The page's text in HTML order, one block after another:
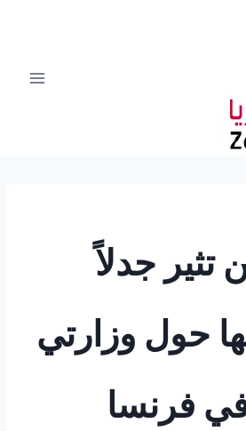
جدلاً
حول وزارتي
في فرنسا